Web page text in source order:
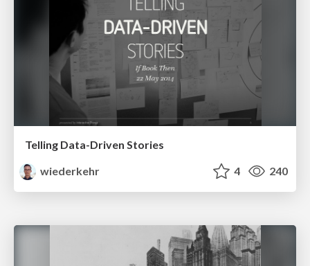
Telling Data-Driven Stories
wiederkehr
4 240